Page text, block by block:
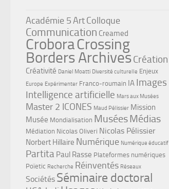
Académie 5ArtColloque
Communication Creamed
CroboraCrossing
Borders ArchivesCréation
Créativité Daniel Moatti Diversité culturelle Enjeux
Europe Expérimenter Franco-roumain IA Images
Intelligence artificielle Mars aux Musées
Master 2 ICONES Maud Pélissier Mission
Musée Mondialisation MuséesMédias
Médiation Nicolas Oliveri Nicolas Pélissier
Norbert Hillaire Numérique Numérique éducatif
Partita Paul Rasse Plateformes numériques
Poïetic Recherche Réinventés Réseaux
Sociétés Séminaire doctoral